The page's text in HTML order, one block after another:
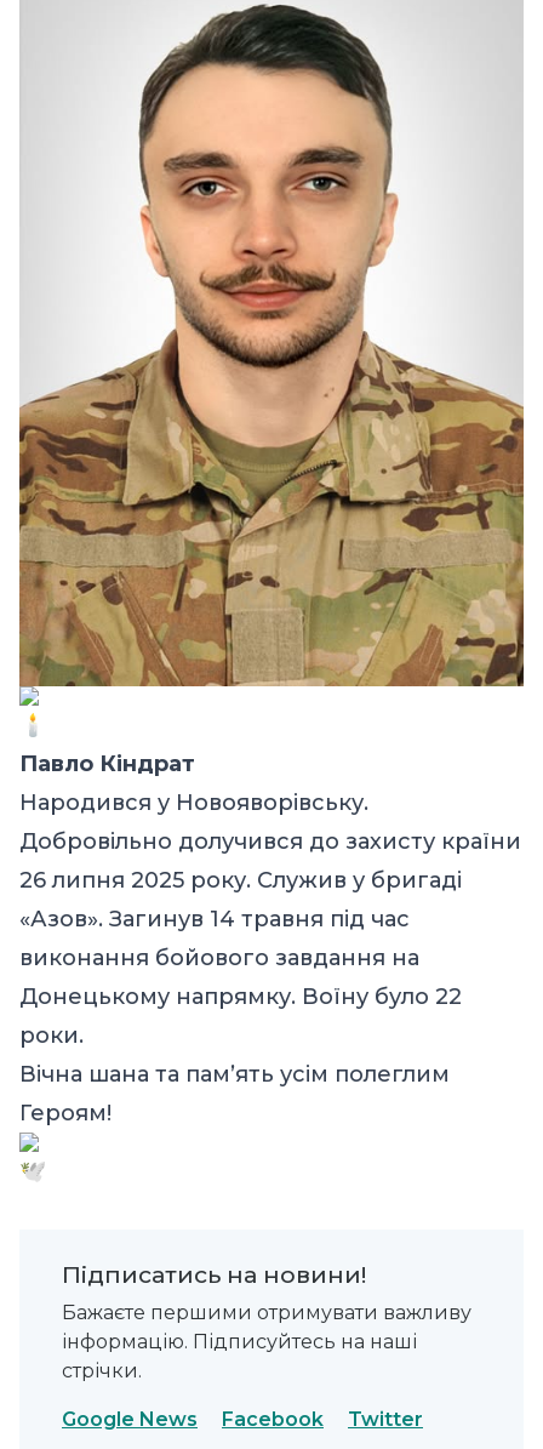
Павло Кіндрат
Народився у Новояворівську.
Добровільно долучився до захисту країни
26 липня 2025 року. Служив у бригаді
«Азов». Загинув 14 травня під час
виконання бойового завдання на
Донецькому напрямку. Воїну було 22
роки.
Вічна шана та пам’ять усім полеглим
Героям!
Підписатись на новини!
Бажаєте першими отримувати важливу
інформацію. Підписуйтесь на наші
стрічки.
Google News Facebook Twitter